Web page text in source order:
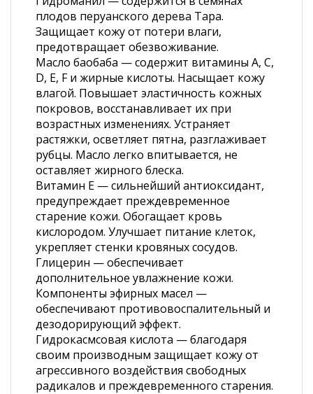
плодов перуанского дерева Тара.
Защищает кожу от потери влаги,
предотвращает обезвоживание.
Масло баобаба — содержит витамины A, C,
D, E, F и жирные кислоты. Насыщает кожу
влагой. Повышает эластичность кожных
покровов, восстанавливает их при
возрастных изменениях. Устраняет
растяжки, осветляет пятна, разглаживает
рубцы. Масло легко впитывается, не
оставляет жирного блеска.
Витамин Е — сильнейший антиоксидант,
предупреждает преждевременное
старение кожи. Обогащает кровь
кислородом. Улучшает питание клеток,
укрепляет стенки кровяных сосудов.
Глицерин — обеспечивает
дополнительное увлажнение кожи.
Компоненты эфирных масел —
обеспечивают противовоспалительный и
дезодорирующий эффект.
Гидрокасмсовая кислота — благодаря
своим производным защищает кожу от
агрессивного воздействия свободных
радикалов и преждевременного старения.